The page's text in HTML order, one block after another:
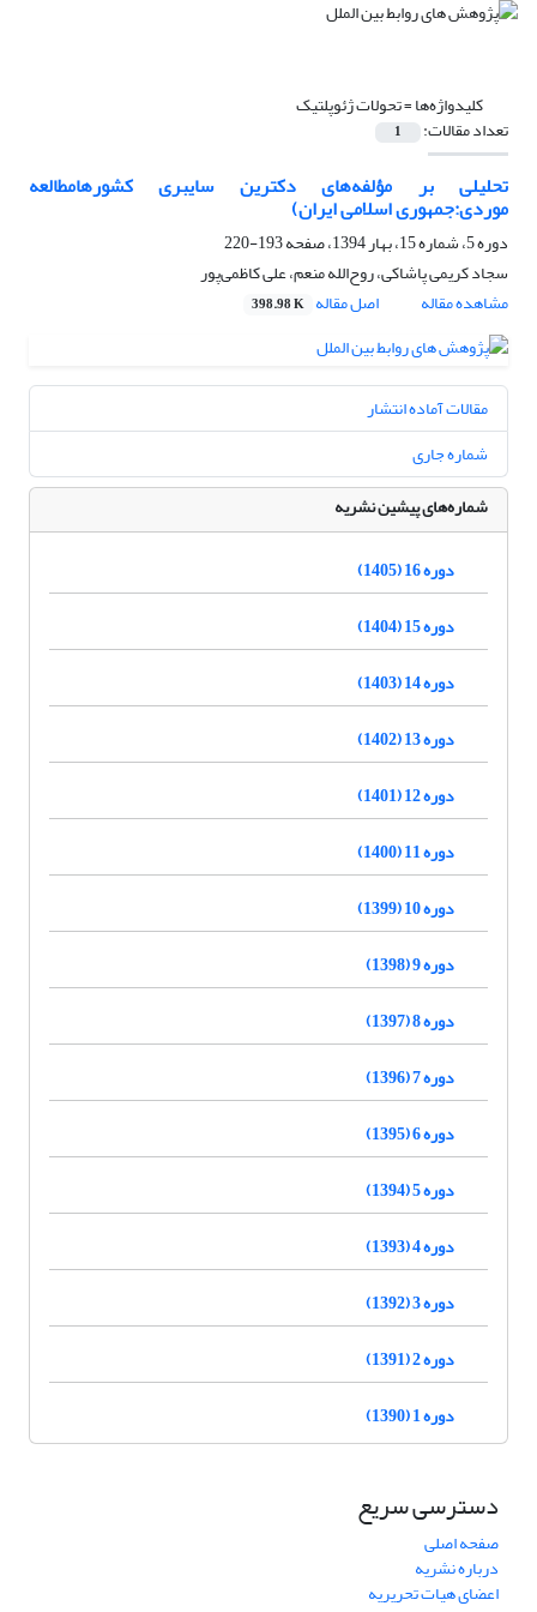
کلیدواژه‌ها =تحولات ژئوپلتیک
تعداد مقالات: 1
تحلیلی بر مؤلفه‌های دکترین سایبری کشورهامطالعه
موردی:جمهوری اسلامی ایران)
دوره 5، شماره 15، بهار 1394، صفحه
193-220
سجاد کریمی پاشاکی، روح‌الله منعم، علی کاظمی‌پور
مشاهده مقاله
اصل مقاله 398.98 K
مقالات آماده انتشار
شماره جاری
شماره‌های پیشین نشریه
دوره 16 (1405)
دوره 15 (1404)
دوره 14 (1403)
دوره 13 (1402)
دوره 12 (1401)
دوره 11 (1400)
دوره 10 (1399)
دوره 9 (1398)
دوره 8 (1397)
دوره 7 (1396)
دوره 6 (1395)
دوره 5 (1394)
دوره 4 (1393)
دوره 3 (1392)
دوره 2 (1391)
دوره 1 (1390)
دسترسی سریع
صفحه اصلی
درباره نشریه
اعضای هیات تحریریه